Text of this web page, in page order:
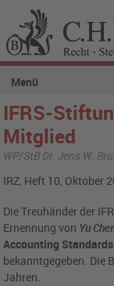
Menü
IFRS-
Mitglied
WP/StB Dr. Jens W.
IRZ, Heft 10, Oktober
Die Treuhänder der
Ernennung von Yu
Accounting
bekanntgegeben. Die
Jahren.